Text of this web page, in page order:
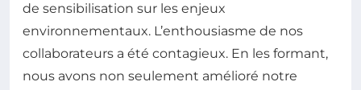
de sensibilisation sur les enjeux
environnementaux. L’enthousiasme de nos
collaborateurs a été contagieux. En les formant,
nous avons non seulement amélioré notre